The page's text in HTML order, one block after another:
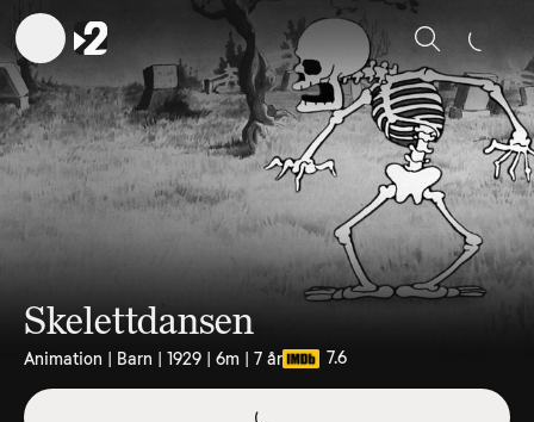
Sök
Skelettdansen
Animation | Barn | 1929 | 6m | 7 år 7.6